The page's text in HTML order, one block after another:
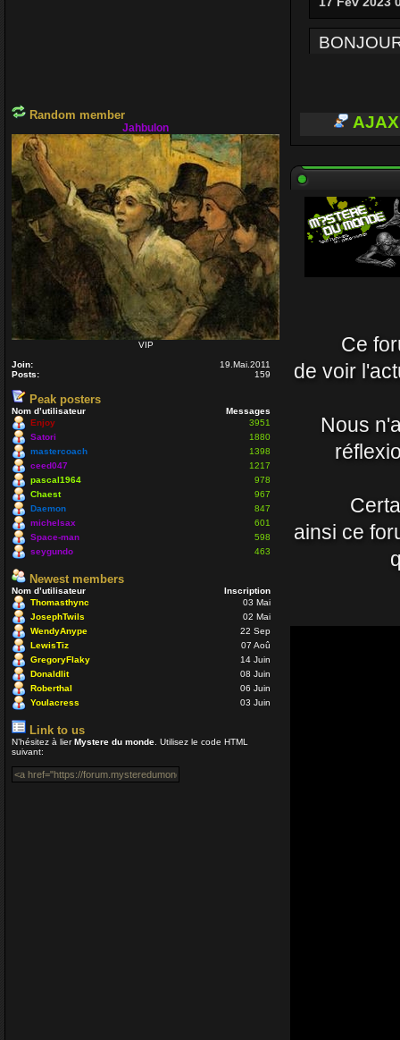
Random member
Jahbulon
VIP
Join:
19.Mai.2011
Posts:
159
Peak posters
Nom d’utilisateur
Messages
Enjoy
3951
Satori
1880
mastercoach
1398
ceed047
1217
pascal1964
978
Chaest
967
Daemon
847
michelsax
601
Space-man
598
seygundo
463
Newest members
Nom d’utilisateur
Inscription
Thomasthync
03 Mai
JosephTwils
02 Mai
WendyAnype
22 Sep
LewisTiz
07 Aoû
GregoryFlaky
14 Juin
Donaldlit
08 Juin
Roberthal
06 Juin
Youlacress
03 Juin
Link to us
N’hésitez à lierMystere du monde . Utilisez le code HTML
suivant:
Enjoy
Je passe
voir si
Nounours
19 Avr 2021
vous
Daemon
15 Avr 2021
Un
Nounours
08 Nov 2020
ola à
29 Juil 2020
Salut
Ce
de voir
Nous
ainsi ce